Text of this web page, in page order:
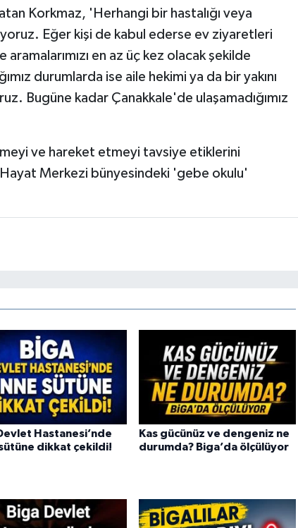
Korkmaz, 'Herhangi bir hastalığı veya
Eğer kişi de kabul ederse ev ziyaretleri
en az üç kez olacak şekilde
durumlarda ise aile hekimi ya da bir yakını
Bugüne kadar Çanakkale'de ulaşamadığımız
ve hareket etmeyi tavsiye etiklerini
Hayat Merkezi bünyesindeki 'gebe okulu'
Hastanesi’nde
dikkat çekildi!
Kas gücünüz ve dengeniz ne
durumda? Biga’da ölçülüyor